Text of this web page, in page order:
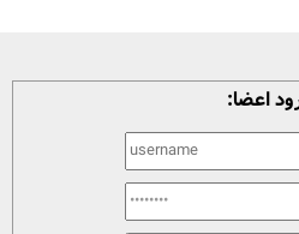
اعضا: